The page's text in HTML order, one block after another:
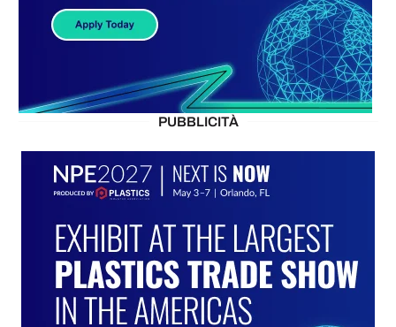
PUBBLICITÀ